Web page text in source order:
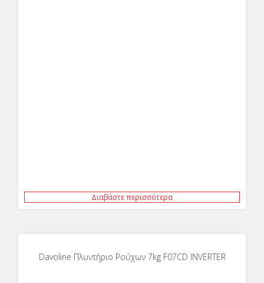
Διαβάστε περισσότερα
Davoline Πλυντήριο Ρούχων 7kg F07CD INVERTER